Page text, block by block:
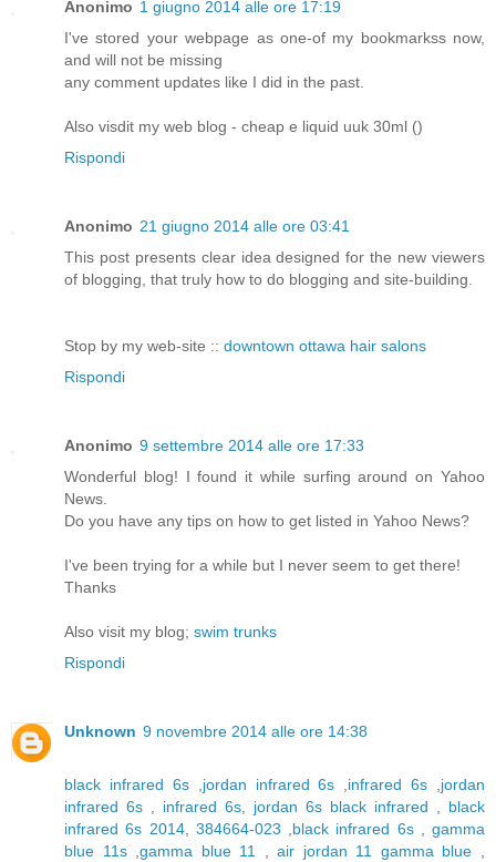
Anonimo 1 giugno 2014 alle ore 17:19
I've stored your webpage as one-of my bookmarkss now,
and will not be missing
any comment updates like I did in the past.
Also visdit my web blog - cheap e liquid uuk 30ml ()
Rispondi
Anonimo 21 giugno 2014 alle ore 03:41
This post presents clear idea designed for the new viewers
of blogging, that truly how to do blogging and site-building.
Stop by my web-site :: downtown ottawa hair salons
Rispondi
Anonimo 9 settembre 2014 alle ore 17:33
Wonderful blog! I found it while surfing around on Yahoo
News.
Do you have any tips on how to get listed in Yahoo News?
I've been trying for a while but I never seem to get there!
Thanks
Also visit my blog; swim trunks
Rispondi
Unknown 9 novembre 2014 alle ore 14:38
black infrared 6s, jordan infrared 6s infrared 6s
jordan
infrared 6s
infrared 6s jordan 6s black infrared
black
infrared 6s 2014, 384664-023 black infrared 6s, gamma
blue 11s,gamma blue 11 ,air jordan 11 gamma blue